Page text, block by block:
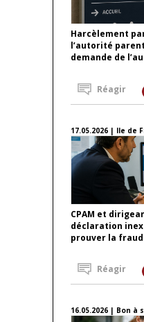
Harcèlement
l’autorité
demande de
Réagir
17.05.2026 | Ile de
CPAM et
déclaration
prouver la
Réagir
16.05.2026 | Bon à